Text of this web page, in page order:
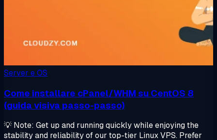
Server e OS
Come installare cPanel/WHM su CentOS 8
(guida visiva passo-passo)
💡 Note: Get up and running quickly while enjoying the
stability and reliability of our top-tier Linux VPS. Prefer